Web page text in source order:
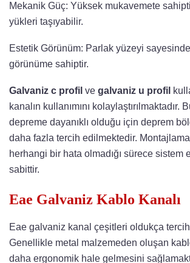
Mekanik Güç: Yüksek mukavemete
yükleri taşıyabilir.
Estetik Görünüm: Parlak yüzeyi
görünüme sahiptir.
Galvaniz c profil ve galvaniz u profil
kanalın kullanımını kolaylaştırılmaktadır.
depreme dayanıklı olduğu için deprem
daha fazla tercih edilmektedir. Montajlama
herhangi bir hata olmadığı sürece sistem
sabittir.
Eae Galvaniz Kablo Kanalı
Eae galvaniz kanal çeşitleri oldukça
Genellikle metal malzemeden oluşan
daha ergonomik hale gelmesini